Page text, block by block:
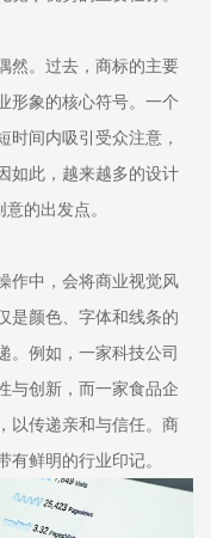
然。过去，商标的主要
形象的核心符号。一个
时间内吸引受众注意，
如此，越来越多的设计
的出发点。
作中，会将商业视觉风
是颜色、字体和线条的
。例如，一家科技公司
与创新，而一家食品企
以传递亲和与信任。商
鲜明的行业印记。